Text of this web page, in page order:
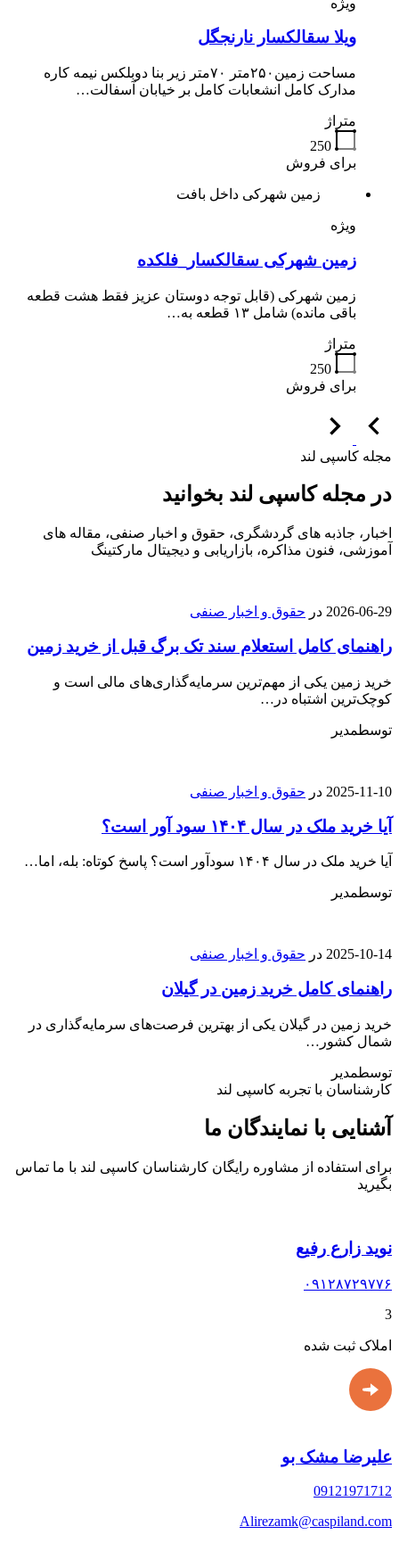
ویلا سقالکسار نارنجگل
مساحت زمین۲۵۰متر ۷۰متر زیر بنا دوبلکس نیمه کاره
مدارک کامل انشعابات کامل بر خیابان آسفالت…
متراژ
250
برای فروش
زمین شهرکی داخل بافت
ویژه
زمین شهرکی سقالکسار_فلکده
زمین شهرکی (قابل توجه دوستان عزیز فقط هشت قطعه
باقی مانده) شامل ۱۳ قطعه به…
متراژ
250
برای فروش
مجله کاسپی لند
در مجله کاسپی لند بخوانید
اخبار، جاذبه های گردشگری، حقوق و اخبار صنفی، مقاله های
آموزشی، فنون مذاکره، بازاریابی و دیجیتال مارکتینگ
2026-06-29 در حقوق و اخبار صنفی
راهنمای کامل استعلام سند تک برگ قبل از خرید زمین
خرید زمین یکی از مهم‌ترین سرمایه‌گذاری‌های مالی است و
کوچک‌ترین اشتباه در…
توسطمدیر
2025-11-10 در حقوق و اخبار صنفی
آیا خرید ملک در سال ۱۴۰۴ سود آور است؟
آیا خرید ملک در سال ۱۴۰۴ سودآور است؟ پاسخ کوتاه: بله، اما…
توسطمدیر
2025-10-14 در حقوق و اخبار صنفی
راهنمای کامل خرید زمین در گیلان
خرید زمین در گیلان یکی از بهترین فرصت‌های سرمایه‌گذاری در
شمال کشور…
توسطمدیر
کارشناسان با تجربه کاسپی لند
آشنایی با نمایندگان ما
برای استفاده از مشاوره رایگان کارشناسان کاسپی لند با ما تماس
بگیرید
نوید زارع رفیع
۰۹۱۲۸۷۲۹۷۷۶
3
املاک ثبت شده
علیرضا مشک بو
09121971712
Alirezamk@caspiland.com